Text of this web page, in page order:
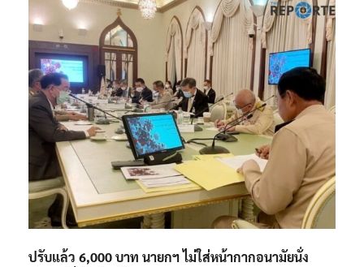
ปรับแล้ว 6,000 บาท นายกฯ ไม่ใส่หน้ากากอนามัยนั่ง